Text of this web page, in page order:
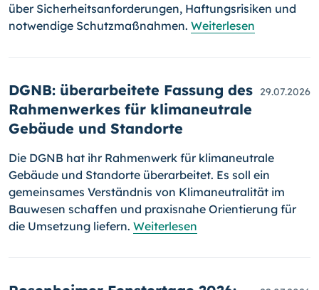
über Sicherheitsanforderungen, Haftungsrisiken und
notwendige Schutzmaßnahmen. Weiterlesen
DGNB: überarbeitete Fassung des
Rahmenwerkes für klimaneutrale
Gebäude und Standorte
29.07.2026
Die DGNB hat ihr Rahmenwerk für klimaneutrale
Gebäude und Standorte überarbeitet. Es soll ein
gemeinsames Verständnis von Klimaneutralität im
Bauwesen schaffen und praxisnahe Orientierung für
die Umsetzung liefern. Weiterlesen